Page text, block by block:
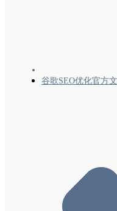
论坛
知识
谷歌SEO优化官方